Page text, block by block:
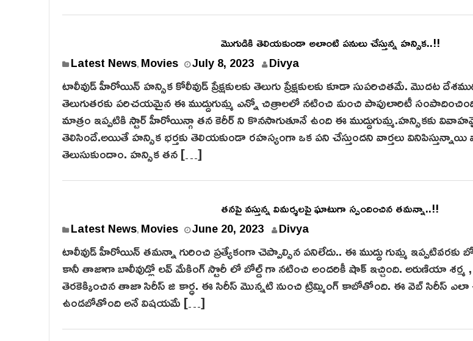
మొగుడికి తెలియకుండా అలాంటి పనులు చేస్తున్న హన్సిక..!!
Latest News, Movies July 8, 2023 Divya
టాలీవుడ్ హీరోయిన్ హన్సిక కోలీవుడ్ ప్రేక్షకులకు తెలుగు ప్రేక్షకులకు కూడా సుపరిచితమే. మొదట
తెలుగుతరకు పరిచయమైన ఈ ముద్దుగుమ్మ ఎన్నో చిత్రాలలో నటించి మంచి పాపులారిటీ
మాత్రం ఇప్పటికి స్టార్ హీరోయిన్గా తన కెరీర్ ని కొనసాగుతూనే ఉంది ఈ ముద్దుగుమ్మ.హన్సికకు
తెలిసిందే.అయితే హన్సిక భర్తకు తెలియకుండా రహస్యంగా ఒక పని చేస్తుందని వార్తలు
తెలుసుకుందాం. హన్సిక తన […]
తనపై వస్తున్న విమర్శలపై ఘాటుగా స్పందించిన తమన్నా..!!
Latest News, Movies June 20, 2023 Divya
టాలీవుడ్ హీరోయిన్ తమన్నా గురించి ప్రత్యేకంగా చెప్పాల్సిన పనిలేదు.. ఈ ముద్దు గుమ్మ ఇప్పటివరకు
కానీ తాజాగా బాలీవుడ్లో లవ్ మేకింగ్ స్టొరీ లో బోల్డ్ గా నటించి అందరికీ షాక్ ఇచ్చింది. అరుణియా
తెరకెక్కించిన తాజా సిరీస్ జి కార్ధ. ఈ సిరీస్ మొన్నటి నుంచి ట్రిమ్మింగ్ కాబోతోంది. ఈ వెబ్ సిరీస్
ఉండబోతోంది అనే విషయమే […]